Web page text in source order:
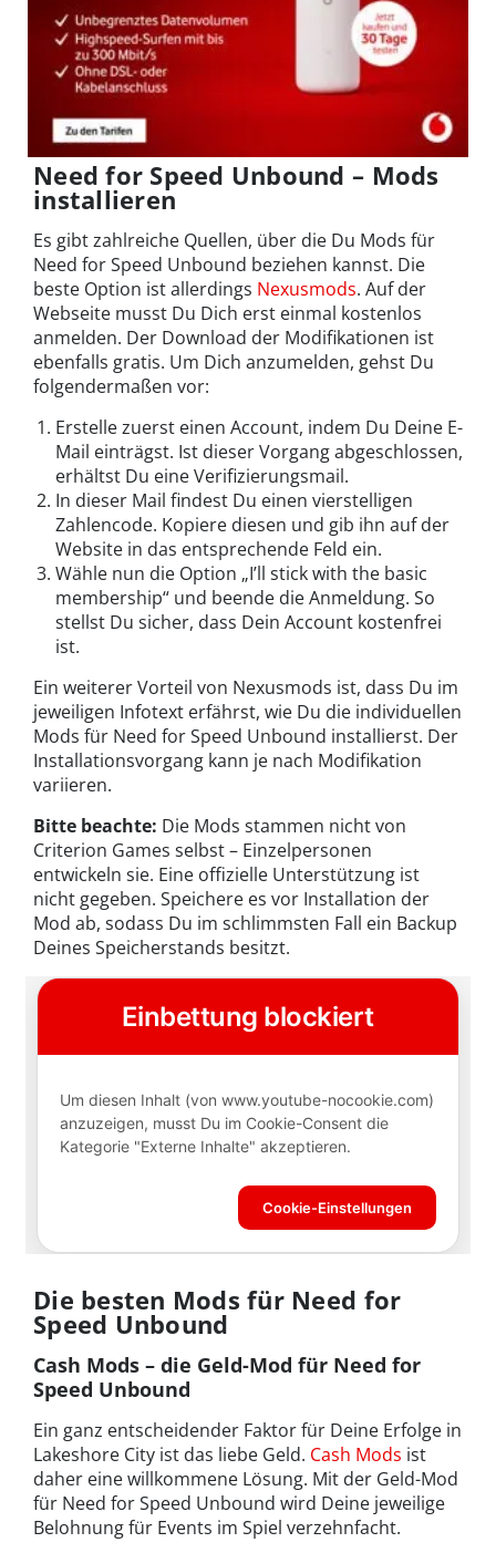
Need for Speed Unbound – Mods
installieren
Es gibt zahlreiche Quellen, über die Du Mods für
Need for Speed Unbound beziehen kannst. Die
beste Option ist allerdings Nexusmods. Auf der
Webseite musst Du Dich erst einmal kostenlos
anmelden. Der Download der Modifikationen ist
ebenfalls gratis. Um Dich anzumelden, gehst Du
folgendermaßen vor:
Erstelle zuerst einen Account, indem Du Deine E-
Mail einträgst. Ist dieser Vorgang abgeschlossen,
erhältst Du eine Verifizierungsmail.
In dieser Mail findest Du einen vierstelligen
Zahlencode. Kopiere diesen und gib ihn auf der
Website in das entsprechende Feld ein.
Wähle nun die Option „I’ll stick with the basic
membership“ und beende die Anmeldung. So
stellst Du sicher, dass Dein Account kostenfrei
ist.
Ein weiterer Vorteil von Nexusmods ist, dass Du im
jeweiligen Infotext erfährst, wie Du die individuellen
Mods für Need for Speed Unbound installierst. Der
Installationsvorgang kann je nach Modifikation
variieren.
Bitte beachte: Die Mods stammen nicht von
Criterion Games selbst – Einzelpersonen
entwickeln sie. Eine offizielle Unterstützung ist
nicht gegeben. Speichere es vor Installation der
Mod ab, sodass Du im schlimmsten Fall ein Backup
Deines Speicherstands besitzt.
Die besten Mods für Need for
Speed Unbound
Cash Mods – die Geld-Mod für Need for
Speed Unbound
Ein ganz entscheidender Faktor für Deine Erfolge in
Lakeshore City ist das liebe Geld. Cash Mods ist
daher eine willkommene Lösung. Mit der Geld-Mod
für Need for Speed Unbound wird Deine jeweilige
Belohnung für Events im Spiel verzehnfacht.